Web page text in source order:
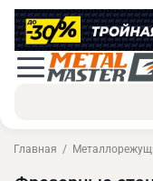
Главная